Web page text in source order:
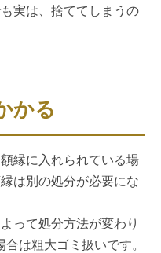
実は、捨ててしまうの
かる
縁に入れられている場
は別の処分が必要にな
って処分方法が変わり
は粗大ゴミ扱いです。